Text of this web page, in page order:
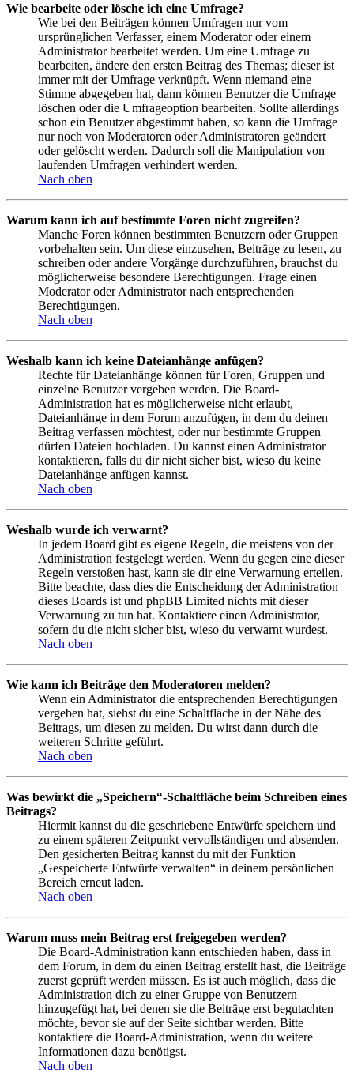
Wie bearbeite oder lösche ich eine Umfrage?
Wie bei den Beiträgen können Umfragen nur vom
ursprünglichen Verfasser, einem Moderator oder einem
Administrator bearbeitet werden. Um eine Umfrage zu
bearbeiten, ändere den ersten Beitrag des Themas; dieser ist
immer mit der Umfrage verknüpft. Wenn niemand eine
Stimme abgegeben hat, dann können Benutzer die Umfrage
löschen oder die Umfrageoption bearbeiten. Sollte allerdings
schon ein Benutzer abgestimmt haben, so kann die Umfrage
nur noch von Moderatoren oder Administratoren geändert
oder gelöscht werden. Dadurch soll die Manipulation von
laufenden Umfragen verhindert werden.
Nach oben
Warum kann ich auf bestimmte Foren nicht zugreifen?
Manche Foren können bestimmten Benutzern oder Gruppen
vorbehalten sein. Um diese einzusehen, Beiträge zu lesen, zu
schreiben oder andere Vorgänge durchzuführen, brauchst du
möglicherweise besondere Berechtigungen. Frage einen
Moderator oder Administrator nach entsprechenden
Berechtigungen.
Nach oben
Weshalb kann ich keine Dateianhänge anfügen?
Rechte für Dateianhänge können für Foren, Gruppen und
einzelne Benutzer vergeben werden. Die Board-
Administration hat es möglicherweise nicht erlaubt,
Dateianhänge in dem Forum anzufügen, in dem du deinen
Beitrag verfassen möchtest, oder nur bestimmte Gruppen
dürfen Dateien hochladen. Du kannst einen Administrator
kontaktieren, falls du dir nicht sicher bist, wieso du keine
Dateianhänge anfügen kannst.
Nach oben
Weshalb wurde ich verwarnt?
In jedem Board gibt es eigene Regeln, die meistens von der
Administration festgelegt werden. Wenn du gegen eine dieser
Regeln verstoßen hast, kann sie dir eine Verwarnung erteilen.
Bitte beachte, dass dies die Entscheidung der Administration
dieses Boards ist und phpBB Limited nichts mit dieser
Verwarnung zu tun hat. Kontaktiere einen Administrator,
sofern du die nicht sicher bist, wieso du verwarnt wurdest.
Nach oben
Wie kann ich Beiträge den Moderatoren melden?
Wenn ein Administrator die entsprechenden Berechtigungen
vergeben hat, siehst du eine Schaltfläche in der Nähe des
Beitrags, um diesen zu melden. Du wirst dann durch die
weiteren Schritte geführt.
Nach oben
Was bewirkt die „Speichern“-Schaltfläche beim Schreiben eines
Beitrags?
Hiermit kannst du die geschriebene Entwürfe speichern und
zu einem späteren Zeitpunkt vervollständigen und absenden.
Den gesicherten Beitrag kannst du mit der Funktion
„Gespeicherte Entwürfe verwalten“ in deinem persönlichen
Bereich erneut laden.
Nach oben
Warum muss mein Beitrag erst freigegeben werden?
Die Board-Administration kann entschieden haben, dass in
dem Forum, in dem du einen Beitrag erstellt hast, die Beiträge
zuerst geprüft werden müssen. Es ist auch möglich, dass die
Administration dich zu einer Gruppe von Benutzern
hinzugefügt hat, bei denen sie die Beiträge erst begutachten
möchte, bevor sie auf der Seite sichtbar werden. Bitte
kontaktiere die Board-Administration, wenn du weitere
Informationen dazu benötigst.
Nach oben